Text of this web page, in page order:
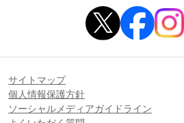
サイトマップ
個人情報保護方針
ソーシャルメディアガイドライン